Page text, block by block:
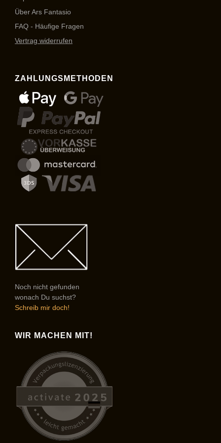
Über Ars Fantasio
FAQ - Häufige Fragen
Vertrag widerrufen
ZAHLUNGSMETHODEN
Noch nicht gefunden
wonach Du suchst?
Schreib mir doch!
WIR MACHEN MIT!